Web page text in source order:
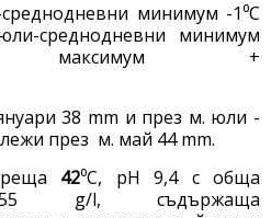
среднодневни минимум -1⁰С
среднодневни минимум
+
38 mm и през м. юли -
през м. май 44 mm.
42⁰С, рН 9,4 с обща
g/l, съдържаща